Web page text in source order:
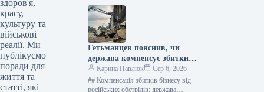
здоров'я,
красу,
культуру та
військові
реалії. Ми
публікуємо
поради для
життя та
статті, які
підприємці стали об’єктами нової
схеми вимагання. Анонімні звернення,
що…
Гетьманцев пояснив, чи
держава компенсує збитки
бізнесам від ударів РФ
Карина Павлюк
Сер 6, 2026
## Компенсація збитків бізнесу від
російських обстрілів: держава